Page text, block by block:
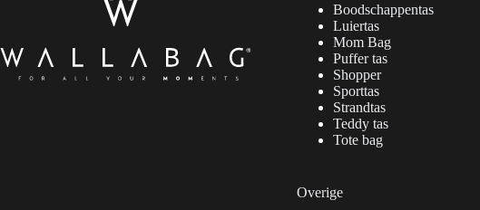
Boodschappentas
Luiertas
Mom Bag
Puffer tas
Shopper
Sporttas
Strandtas
Teddy tas
Tote bag
Overige